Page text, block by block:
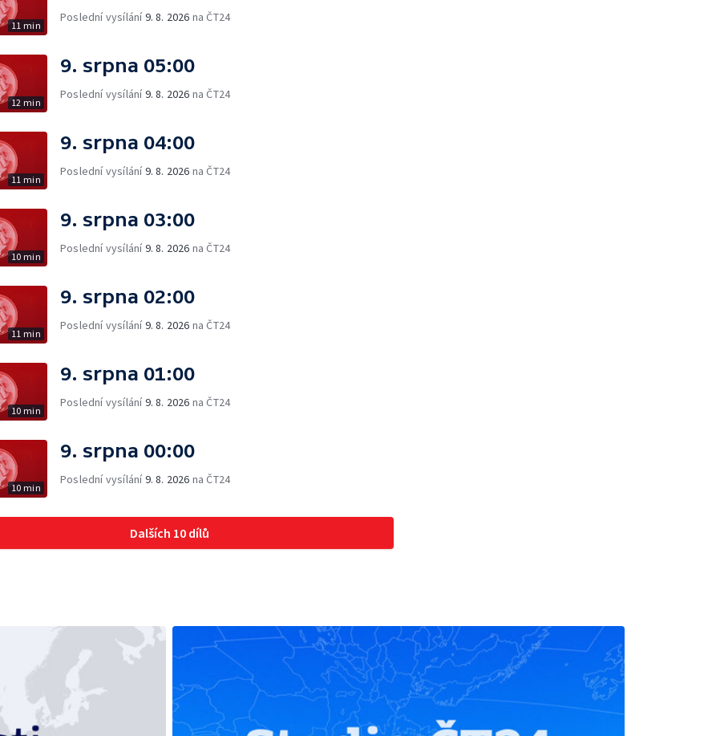
11 min
Poslední vysílání9. 8. 2026 na ČT24
12 min
9. srpna 05:00
Poslední vysílání9. 8. 2026 na ČT24
11 min
9. srpna 04:00
Poslední vysílání9. 8. 2026 na ČT24
10 min
9. srpna 03:00
Poslední vysílání9. 8. 2026 na ČT24
11 min
9. srpna 02:00
Poslední vysílání9. 8. 2026 na ČT24
10 min
9. srpna 01:00
Poslední vysílání9. 8. 2026 na ČT24
10 min
9. srpna 00:00
Poslední vysílání9. 8. 2026 na ČT24
Dalších 10 dílů